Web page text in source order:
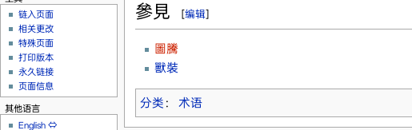
參見 [编辑]
圖騰
獸裝
分类 ： 术语
链入页面
相关更改
特殊页面
打印版本
永久链接
页面信息
其他语言
English ⇔